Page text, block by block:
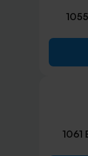
1061